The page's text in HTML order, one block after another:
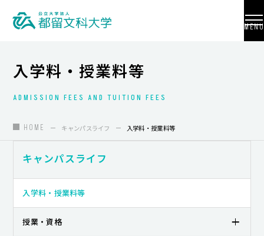
MENU
大学紹介
入試情報
学部・学科・大学院
地域連携
教員養成
入学料・授業料等
ADMISSION FEES AND TUITION FEES
HOME キャンパスライフ 入学料・授業料等
キャンパスライフ
入学料・授業料等
授業・資格